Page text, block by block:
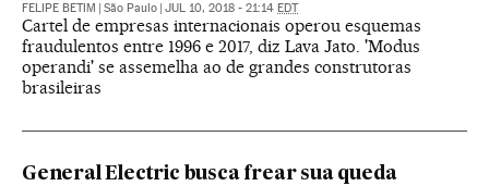
FELIPE BETIM São Paulo JUL 10, 2018 - 21:14 EDT
Cartel de empresas internacionais operou esquemas
fraudulentos entre 1996 e 2017, diz Lava Jato. 'Modus
operandi' se assemelha ao de grandes construtoras
brasileiras
General Electric busca frear sua queda